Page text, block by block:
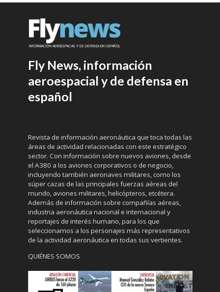
Fly News, información
aeroespacial y de defensa en
español
Revista de información aeronáutica que toca todas las
áreas de actividad relacionadas con este estratégico
sector. Con información sobre nuevos aviones, desde
el A380 a los aviones corporativos o de negocio,
incluyendo también aeronaves militares, como los
súper cazas de las principales fuerzas aéreas del
mundo, aviones militares, helicópteros, etcétera.
Además de información sobre compañías aéreas,
industria aeronáutica nacional e internacional y
reportajes de interés humano, para los que
seleccionamos a los personajes más representativos
de la actividad aeronáutica en todas sus vertientes.
QUIÉNES SOMOS